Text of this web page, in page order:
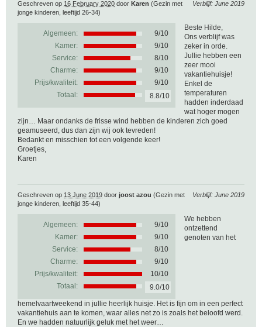
Verblijf: June 2019
Geschreven op 16 February 2020 door Karen (Gezin met
jonge kinderen, leeftijd 26-34)
Algemeen: 9/10
Kamer:
9/10
Service:
8/10
Charme:
9/10
Prijs/kwaliteit:
9/10
Totaal:
8.8/10
Beste Hilde,
Ons verblijf was
zeker in orde.
Jullie hebben een
zeer mooi
vakantiehuisje!
Enkel de
temperaturen
hadden inderdaad
wat hoger mogen
zijn… Maar ondanks de frisse wind hebben de kinderen zich goed
geamuseerd, dus dan zijn wij ook tevreden!
Bedankt en misschien tot een volgende keer!
Groetjes,
Karen
Verblijf: June 2019
Geschreven op 13 June 2019 door joost azou (Gezin met
jonge kinderen, leeftijd 35-44)
Algemeen: 9/10
Kamer:
9/10
Service:
8/10
Charme:
9/10
Prijs/kwaliteit:
10/10
Totaal:
9.0/10
We hebben
ontzettend
genoten van het
hemelvaartweekend in jullie heerlijk huisje. Het is fijn om in een perfect
vakantiehuis aan te komen, waar alles net zo is zoals het beloofd werd.
En we hadden natuurlijk geluk met het weer…